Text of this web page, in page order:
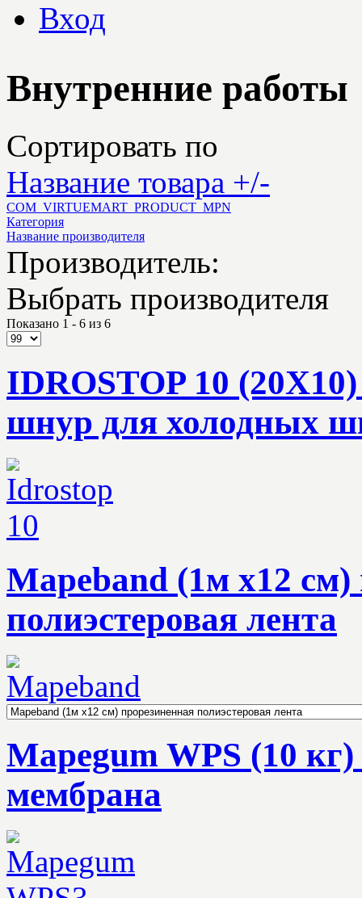
Вход
Внутренние работы
Сортировать по
Название товара +/-
COM_VIRTUEMART_PRODUCT_MPN
Категория
Название производителя
Производитель:
Выбрать производителя
Показано 1 - 6 из 6
IDROSTOP 10
шнур для холодных
Mapeband (1м х12 см)
полиэстеровая лента
Mapegum WPS (10
мембрана